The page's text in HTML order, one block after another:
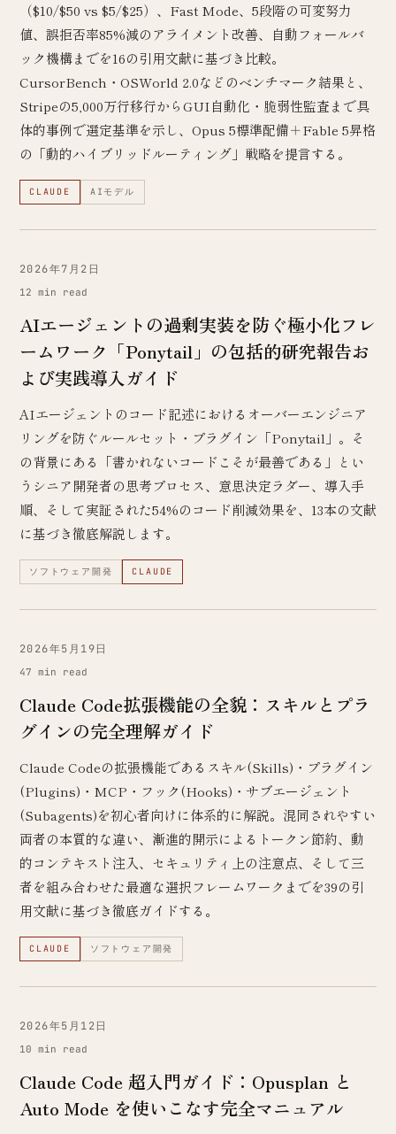
（$10/$50 vs $5/$25）、Fast Mode、5段階の可変努力
値、誤拒否率85%減のアライメント改善、自動フォールバ
ック機構までを16の引用文献に基づき比較。
CursorBench・OSWorld 2.0などのベンチマーク結果と、
Stripeの5,000万行移行からGUI自動化・脆弱性監査まで具
体的事例で選定基準を示し、Opus 5標準配備＋Fable 5昇格
の「動的ハイブリッドルーティング」戦略を提言する。
CLAUDE AIモデル
2026年7月2日
12 min read
AIエージェントの過剰実装を防ぐ極小化フレ
ームワーク「Ponytail」の包括的研究報告お
よび実践導入ガイド
AIエージェントのコード記述におけるオーバーエンジニア
リングを防ぐルールセット・プラグイン「Ponytail」。そ
の背景にある「書かれないコードこそが最善である」とい
うシニア開発者の思考プロセス、意思決定ラダー、導入手
順、そして実証された54%のコード削減効果を、13本の文献
に基づき徹底解説します。
ソフトウェア開発 CLAUDE
2026年5月19日
47 min read
Claude Code拡張機能の全貌：スキルとプラ
グインの完全理解ガイド
Claude Codeの拡張機能であるスキル(Skills)・プラグイン
(Plugins)・MCP・フック(Hooks)・サブエージェント
(Subagents)を初心者向けに体系的に解説。混同されやすい
両者の本質的な違い、漸進的開示によるトークン節約、動
的コンテキスト注入、セキュリティ上の注意点、そして三
者を組み合わせた最適な選択フレームワークまでを39の引
用文献に基づき徹底ガイドする。
CLAUDE ソフトウェア開発
2026年5月12日
10 min read
Claude Code 超入門ガイド：Opusplan と
Auto Mode を使いこなす完全マニュアル